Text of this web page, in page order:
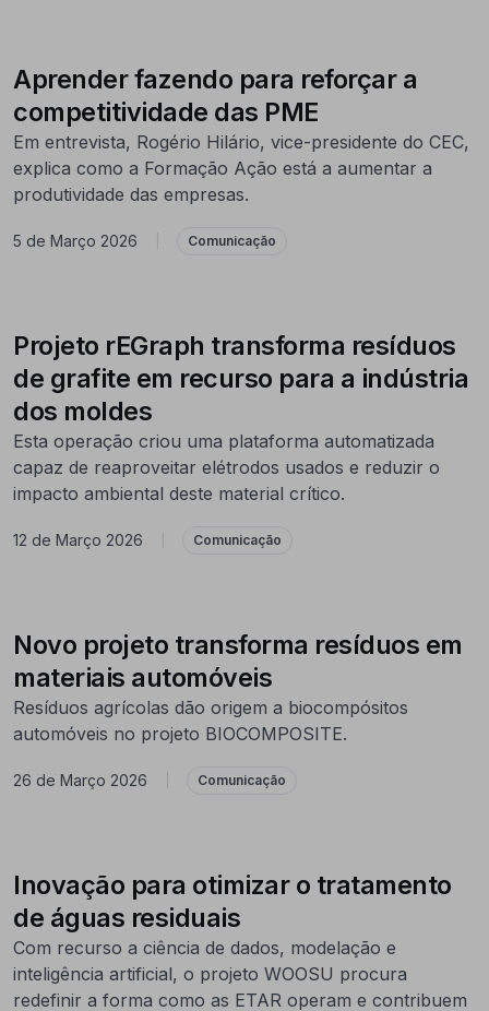
Aprender fazendo para reforçar a
competitividade das PME
Em entrevista, Rogério Hilário, vice-presidente do CEC,
explica como a Formação Ação está a aumentar a
produtividade das empresas.
5 de Março 2026 Comunicação
Projeto rEGraph transforma resíduos
de grafite em recurso para a indústria
dos moldes
Esta operação criou uma plataforma automatizada
capaz de reaproveitar elétrodos usados e reduzir o
impacto ambiental deste material crítico.
12 de Março 2026 Comunicação
Novo projeto transforma resíduos em
materiais automóveis
Resíduos agrícolas dão origem a biocompósitos
automóveis no projeto BIOCOMPOSITE.
26 de Março 2026 Comunicação
Inovação para otimizar o tratamento
de águas residuais
Com recurso a ciência de dados, modelação e
inteligência artificial, o projeto WOOSU procura
redefinir a forma como as ETAR operam e contribuem